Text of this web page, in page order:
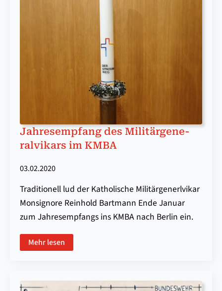
Jah­res­emp­fang des Mi­li­tär­ge­ne­
ral­vi­kars im KMBA
03.02.2020
Traditionell lud der Katholische Militärgenerlvikar
Monsignore Reinhold Bartmann Ende Januar
zum Jahresempfangs ins KMBA nach Berlin ein.
Mehr lesen